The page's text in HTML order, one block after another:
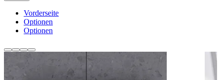
Vorderseite
Optionen
Optionen